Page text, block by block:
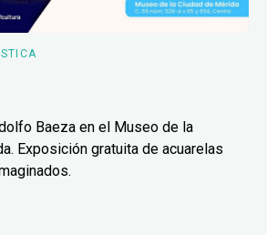
Baeza en el Museo de la
Exposición gratuita de acuarelas